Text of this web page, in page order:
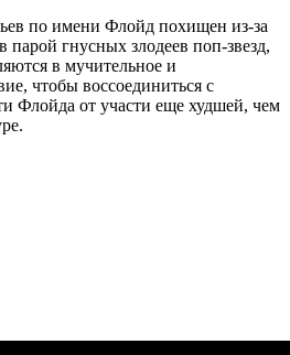
по имени Флойд похищен из-за
парой гнусных злодеев поп-звезд,
в мучительное и
чтобы воссоединиться с
Флойда от участи еще худшей, чем